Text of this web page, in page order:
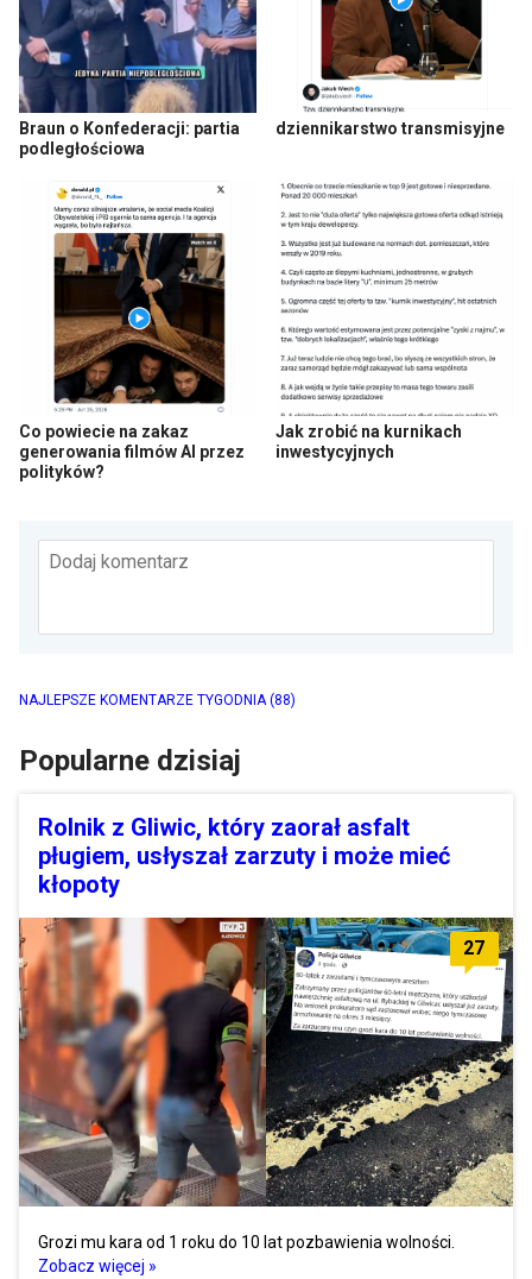
Braun o Konfederacji: partia
podległościowa
dziennikarstwo transmisyjne
Co powiecie na zakaz
generowania filmów AI przez
polityków?
Jak zrobić na kurnikach
inwestycyjnych
Dodaj komentarz
NAJLEPSZE KOMENTARZE TYGODNIA(88)
Popularne dzisiaj
Rolnik z Gliwic, który zaorał asfalt
pługiem, usłyszał zarzuty i może mieć
kłopoty
27
Grozi mu kara od 1 roku do 10 lat pozbawienia wolności.
Zobacz więcej »